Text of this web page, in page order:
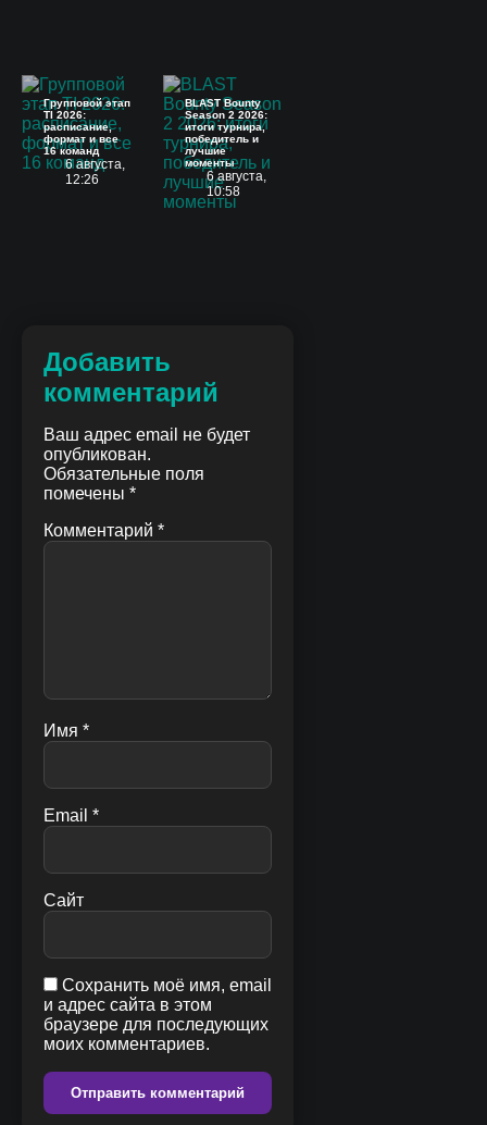
Групповой этап
TI 2026:
расписание,
формат и все
16 команд
6 августа,
12:26
BLAST Bounty
Season 2 2026:
итоги турнира,
победитель и
лучшие
моменты
6 августа,
10:58
Добавить
комментарий
Ваш адрес email не будет
опубликован.
Обязательные поля
помечены *
Комментарий *
Имя *
Email *
Сайт
Сохранить моё имя, email
и адрес сайта в этом
браузере для последующих
моих комментариев.